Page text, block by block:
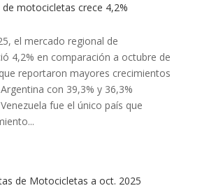
motocicletas crece 4,2%
el mercado regional de
4,2% en comparación a octubre de
reportaron mayores crecimientos
con 39,3% y 36,3%
fue el único país que
de Motocicletas a oct. 2025